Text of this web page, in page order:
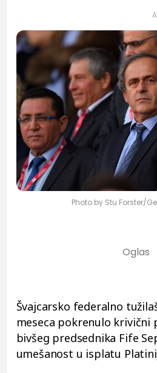
Photo by Stu Forster/
Švajcarsko federalno
meseca pokrenulo
bivšeg predsednika Fife
umešanost u isplatu